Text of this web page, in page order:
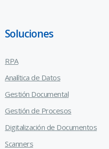
Soluciones
RPA
Analítica de Datos
Gestión Documental
Gestión de Procesos
Digitalización de Documentos
Scanners